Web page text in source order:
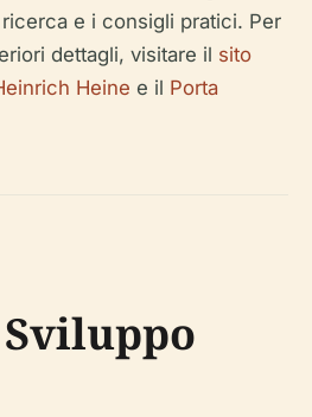
e i consigli pratici. Per
dettagli, visitare il sito
Heine e il Porta